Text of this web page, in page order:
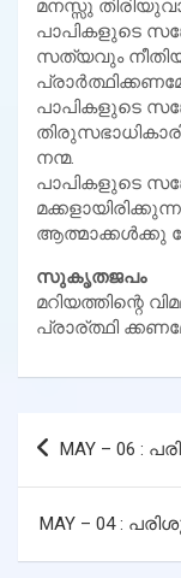
മനസ്സു
പാപികളുടെ
സത്യവും
പാപികളുടെ
നന്മ.
പാപികളുടെ
ആത്മാക്കള്‍ക്കു
സുകൃതജപം
മറിയത്തിന്റെ
പ്രാര്ത്ഥി
Post
MAY – 06 :
MAY – 04 :